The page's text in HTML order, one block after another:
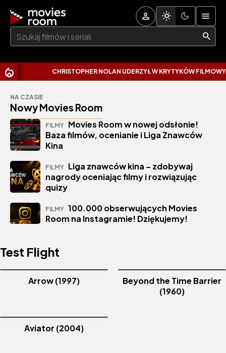
Szukaj:
CHRISTOPHER NOLAN UDERZYŁ W KRYTYKÓW
NA CZASIE
Nowy Movies Room
FILMY Movies Room w nowej odsłonie!
Baza filmów, ocenianie i Liga Znawców
Kina
FILMY Liga znawców kina – zdobywaj
nagrody oceniając filmy i rozwiązując
quizy
FILMY 100.000 obserwujących Movies
Room na Instagramie! Dziękujemy!
Test Flight
Arrow (1997)
Beyond the Time Barrier
(1960)
Aviator (2004)